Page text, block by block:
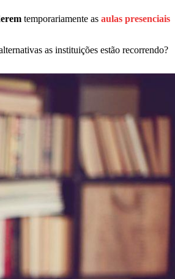
temporariamente as aulas presenciais
as instituições estão recorrendo?